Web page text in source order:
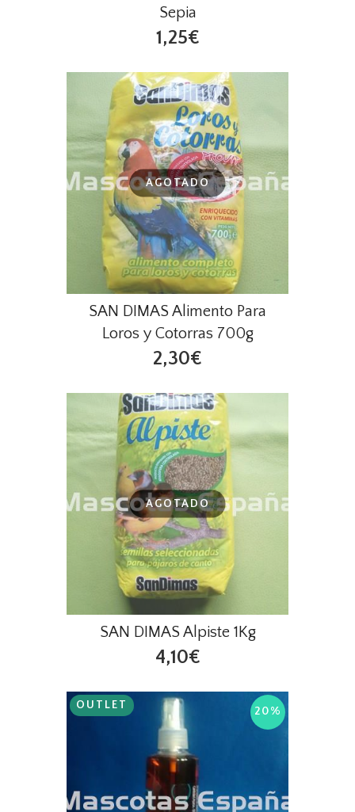
Sepia
1,25€
AGOTADO
SAN DIMAS Alimento Para
Loros y Cotorras 700g
2,30€
AGOTADO
SAN DIMAS Alpiste 1Kg
4,10€
20%
OUTLET